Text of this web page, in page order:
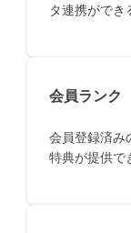
タ連携ができ
会員ランク
会員登録済み
特典が提供で